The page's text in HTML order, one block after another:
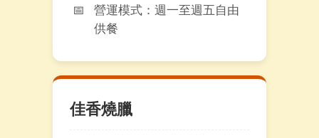
📅
營運模式：週一至週五自由
供餐
佳香燒臘